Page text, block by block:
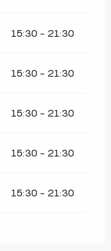
15:30 - 21:30
15:30 - 21:30
15:30 - 21:30
15:30 - 21:30
15:30 - 21:30